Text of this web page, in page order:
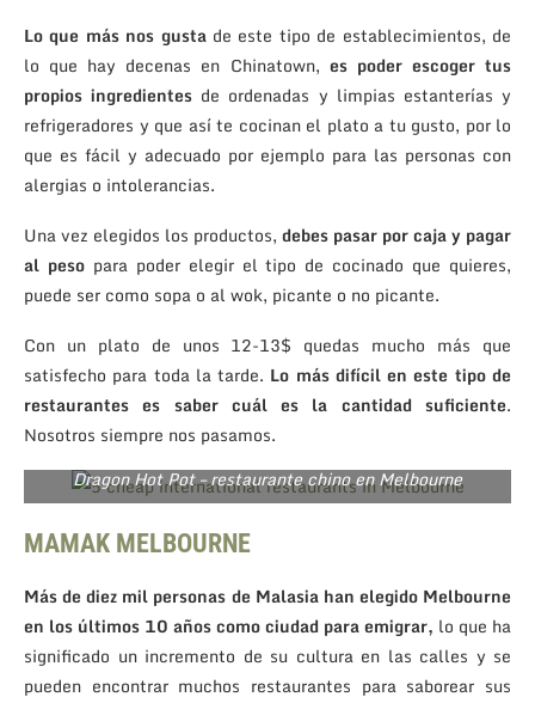
Lo que más nos gustade este tipo de establecimientos, de
lo que hay decenas en Chinatown, es poder escoger tus
propios ingredientes de ordenadas y limpias estanterías y
refrigeradores y que así te cocinan el plato a tu gusto, por lo
que es fácil y adecuado por ejemplo para las personas con
alergias o intolerancias.
Una vez elegidos los productos, debes pasar por caja y pagar
al pesopara poder elegir el tipo de cocinado que quieres,
puede ser como sopa o al wok, picante o no picante.
Con un plato de unos 12-13$ quedas mucho más que
satisfecho para toda la tarde. Lo más difícil en este tipo de
restaurantes es saber cuál es la cantidad suficiente.
Nosotros siempre nos pasamos.
Dragon Hot Pot – restaurante chino en Melbourne
MAMAK MELBOURNE
Más de diez mil personas de Malasia han elegido Melbourne
en los últimos 10 años como ciudad para emigrar, lo que ha
significado un incremento de su cultura en las calles y se
pueden encontrar muchos restaurantes para saborear sus